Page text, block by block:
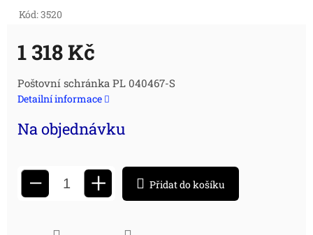
Kód:3520
1 318 Kč
Měrná
cena:
Poštovní schránka PL 040467-S
Detailní informace
Na objednávku
− + Přidat do košíku